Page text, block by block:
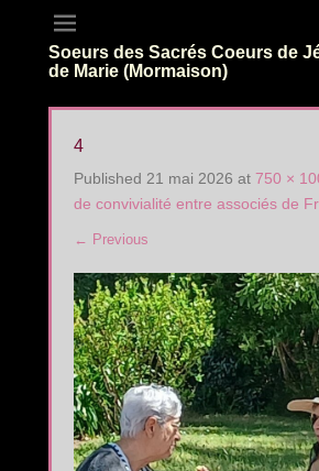
Soeurs des Sacrés Coeurs de
de Marie (Mormaison)
4
Published 21 mai 2026 at 750 ×
de convivialité entre associés de
← Previous